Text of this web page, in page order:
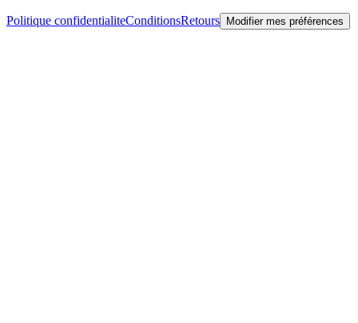
Politique confidentialiteConditionsRetours Modifier mes préférences